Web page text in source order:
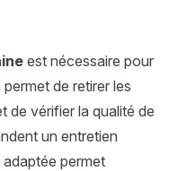
est nécessaire pour
de retirer les
de vérifier la qualité de
un entretien
permet